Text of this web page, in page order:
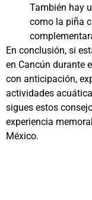
También hay
como la piña
En conclusión, si
en Cancún durante
con anticipación,
actividades
sigues estos
experiencia
México.